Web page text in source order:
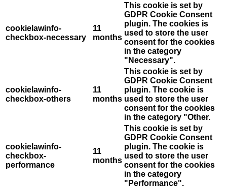
cookielawinfo-
checkbox-necessary
11
months
This cookie is set by
GDPR Cookie Consent
plugin. The cookies is
used to store the user
consent for the cookies
in the category
"Necessary".
cookielawinfo-
checkbox-others
11
months
This cookie is set by
GDPR Cookie Consent
plugin. The cookie is
used to store the user
consent for the cookies
in the category "Other.
cookielawinfo-
checkbox-
performance
11
months
This cookie is set by
GDPR Cookie Consent
plugin. The cookie is
used to store the user
consent for the cookies
in the category
"Performance".